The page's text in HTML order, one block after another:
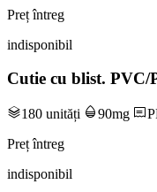
Preț întreg
indisponibil
Cutie cu blist.
180 unități 90mg
Preț întreg
indisponibil